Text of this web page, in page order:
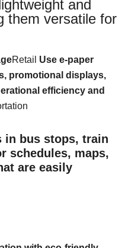
and
them versatile for
Retail Use e-paper
promotional displays,
efficiency and
in bus stops, train
schedules, maps,
are easily